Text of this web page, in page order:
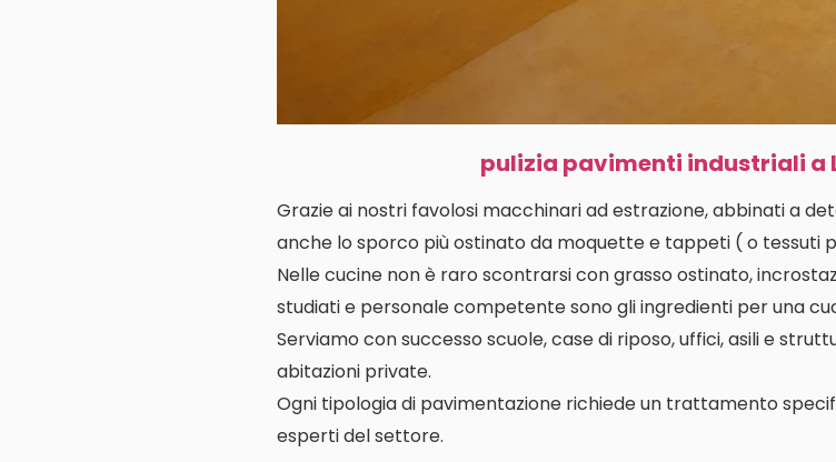
pulizia pavimenti industriali a
Grazie ai nostri favolosi macchinari ad estrazione, abbinati a
anche lo sporco più ostinato da moquette e tappeti ( o tessuti
Nelle cucine non è raro scontrarsi con grasso ostinato,
studiati e personale competente sono gli ingredienti per una
Serviamo con successo scuole, case di riposo, uffici, asili e
abitazioni private.
Ogni tipologia di pavimentazione richiede un trattamento
esperti del settore.